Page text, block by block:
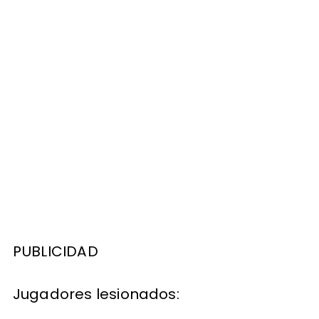
PUBLICIDAD
Jugadores lesionados: